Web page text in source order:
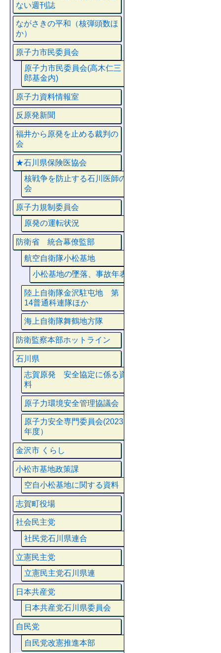
ない週刊誌
ながさきの平和（核弾頭数ほ
か）
原子力市民委員会
原子力市民委員会(高木仁三
郎基金内)
原子力資料情報室
反原発新聞
福井から原発を止める裁判の
会
★石川県保険医協会
核戦争を防止する石川医師の
会
原子力規制委員会
原発の運転状況
防衛省 統合幕僚監部
航空自衛隊小松基地
小松基地の墜落、事故年表
陸上自衛隊金沢駐屯地 第
14普通科連隊ほか
海上自衛隊舞鶴地方隊
防衛監察本部ホットライン
石川県
志賀原発 安全協定に係る資
料
原子力環境安全管理協議会
原子力安全専門委員会(2023
年度）
金沢市 くらし
小松市基地政策課
空自小松基地に関する資料
志賀町役場
社会民主党
社民党石川県連合
立憲民主党
立憲民主党石川県連
日本共産党
日本共産党石川県委員会
自民党
自民党改憲推進本部